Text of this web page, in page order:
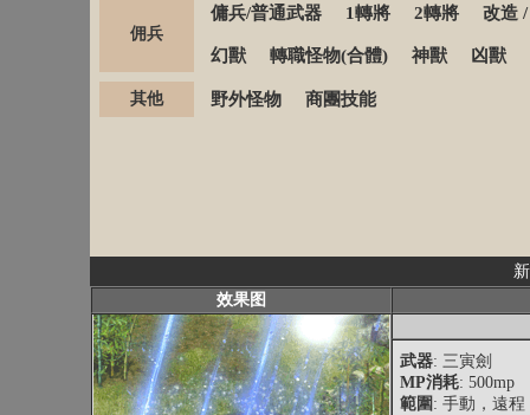
佣兵
傭兵/普通武器 1轉將 2轉將 改造
幻獸 轉職怪物(合體) 神獸 凶獸
其他 野外怪物 商團技能
效果图
武器: 三寅劍
MP消耗: 500mp
範圍 : 手動，遠